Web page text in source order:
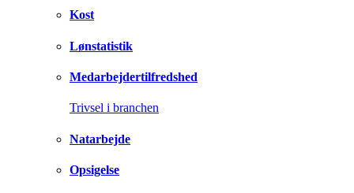
Kost
Lønstatistik
Medarbejdertilfredshed
Trivsel i branchen
Natarbejde
Opsigelse